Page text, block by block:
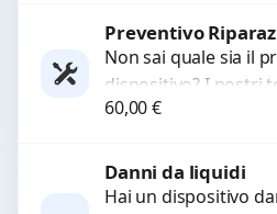
Preventivo
Non sai quale sia il
dispositivo? I nostri
check-up completo
60,00€
Danni da liquidi
Hai un dispositivo